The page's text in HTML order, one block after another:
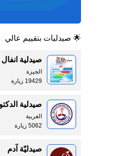
🌟 صيدليات بتقييم عالي
صيدلية انفال
الجيزة
19429 زيارة
صيدلية
الغربية
5062 زيارة
صيدليّة آدم